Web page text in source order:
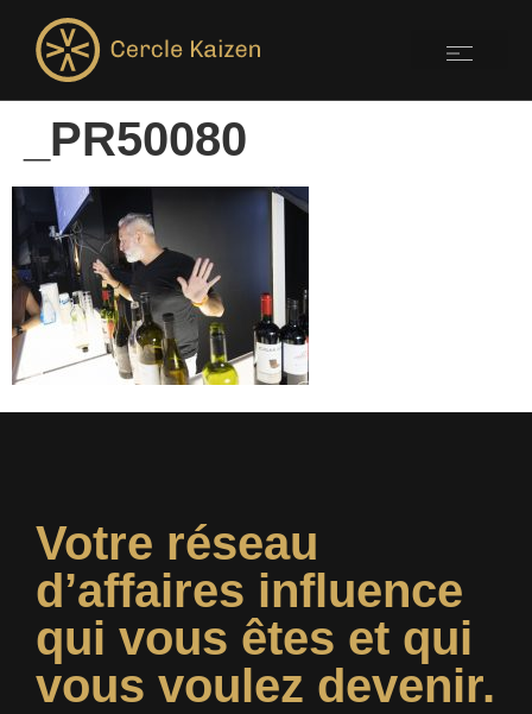
_PR50080
Votre réseau
d’affaires influence
qui vous êtes et qui
vous voulez devenir.